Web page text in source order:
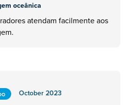
oceânica
atendam facilmente aos
October 2023